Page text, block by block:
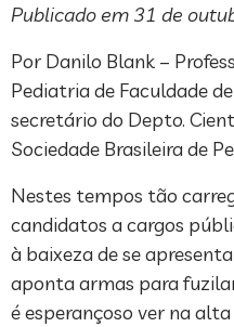
Publicado em 31 de
Por Danilo Blank –
Pediatria de Faculdade
secretário do Depto.
Sociedade Brasileira de
Nestes tempos tão
candidatos a cargos
à baixeza de se
aponta armas para
é esperançoso ver na